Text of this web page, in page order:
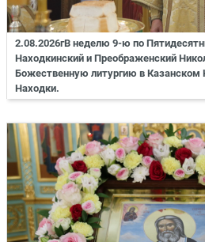
2.08.2026гВ неделю 9-ю по
Находкинский и Преображенский
Божественную литургию в Казанском
Находки.